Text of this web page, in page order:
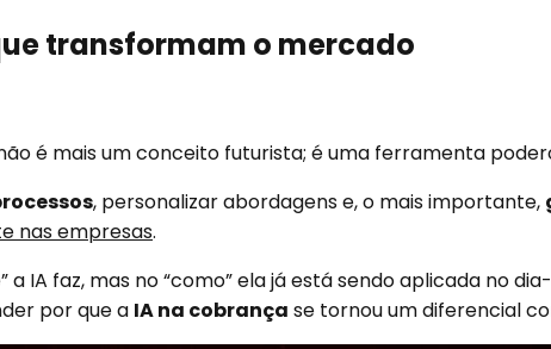
transformam o mercado
é mais um conceito futurista; é uma ferramenta
, personalizar abordagens e, o mais importante,
nas empresas.
a IA faz, mas no “como” ela já está sendo aplicada no
por que a IA na cobrança se tornou um diferencial